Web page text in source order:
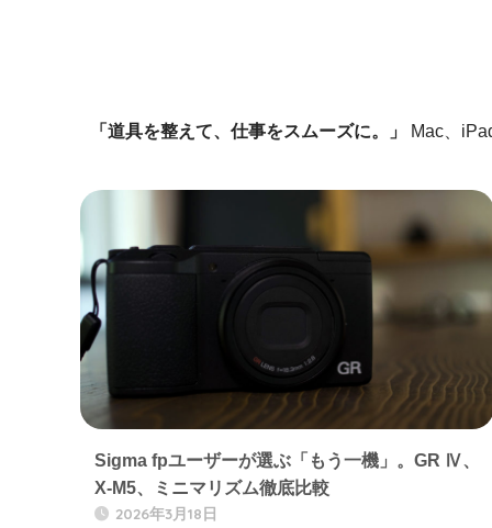
「道具を整えて、仕事をスムーズに。」 Mac、
Sigma fpユーザーが選ぶ「もう一機」。GR Ⅳ、
X-M5、ミニマリズム徹底比較
2026年3月18日